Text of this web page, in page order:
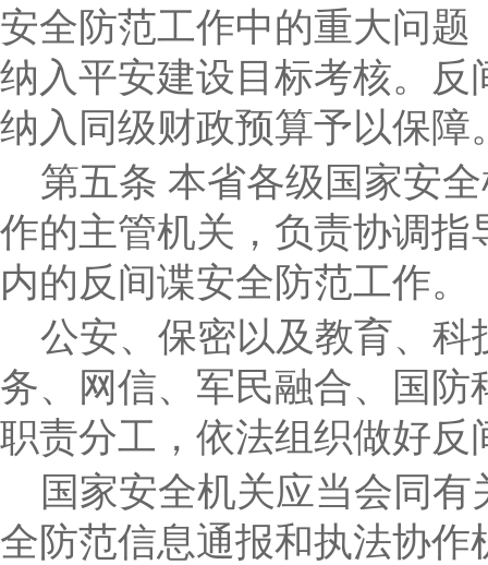
安全防范工作中的重大问
纳入平安建设目标考核。
纳入同级财政预算予以保障
第五条 本省各级国家安
作的主管机关，负责协调
内的反间谍安全防范工作。
公安、保密以及教育、
务、网信、军民融合、国
职责分工，依法组织做好
国家安全机关应当会同
全防范信息通报和执法协